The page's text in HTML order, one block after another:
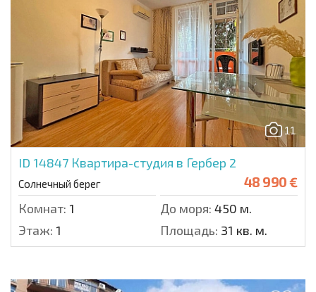
11
ID 14847 Квартира-студия в Гербер 2
Солнечный берег 48 990 €
Комнат: 1 До моря: 450 м.
Этаж: 1 Площадь: 31 кв. м.